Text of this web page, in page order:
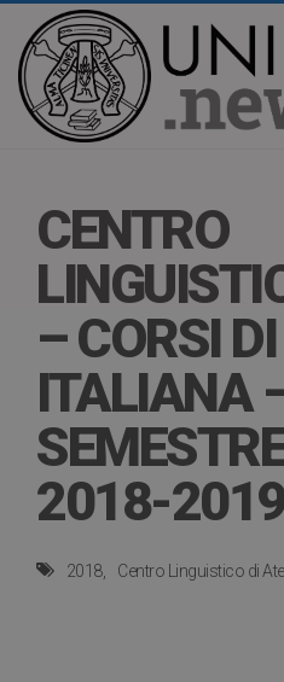
CENTRO
– CORSI
ITALIANA
2018-2019
2018 Centro Linguistico di